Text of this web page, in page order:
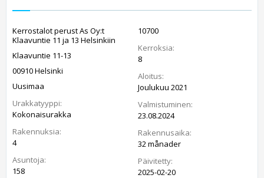
Kerrostalot perust As Oy:t
Klaavuntie 11 ja 13 Helsinkiin
Klaavuntie 11-13
00910 Helsinki
Uusimaa
Urakkatyyppi:
Kokonaisurakka
Rakennuksia:
4
Asuntoja:
158
10700
Kerroksia:
8
Aloitus:
Joulukuu 2021
Valmistuminen:
23.08.2024
Rakennusaika:
32 månader
Päivitetty:
2025-02-20